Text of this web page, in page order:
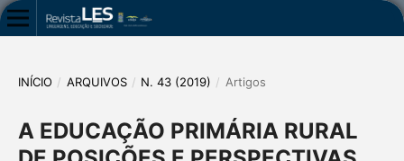
INÍCIO / ARQUIVOS / N. 43 (2019) / Artigos
A EDUCAÇÃO PRIMÁRIA RURAL